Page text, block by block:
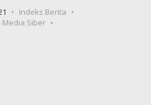
Indeks Berita
Media Siber